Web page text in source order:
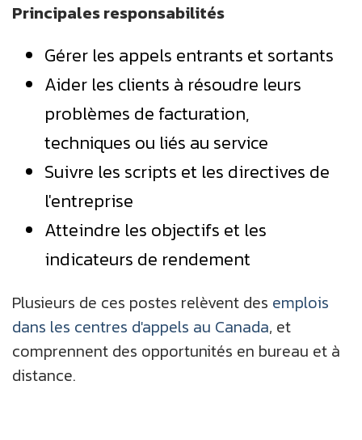
Principales responsabilités
Gérer les appels entrants et sortants
Aider les clients à résoudre leurs
problèmes de facturation,
techniques ou liés au service
Suivre les scripts et les directives de
l'entreprise
Atteindre les objectifs et les
indicateurs de rendement
Plusieurs de ces postes relèvent des emplois
dans les centres d'appels au Canada, et
comprennent des opportunités en bureau et à
distance.